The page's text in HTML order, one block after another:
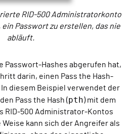
RID-500 Administratorkonto
Passwort zu erstellen, das nie
abläuft.
Passwort-Hashes abgerufen hat,
darin, einen Pass the Hash-
diesem Beispiel verwendet der
Pass the Hash (pth) mit dem
RID-500 Administrator-Kontos
Weise kann sich der Angreifer als